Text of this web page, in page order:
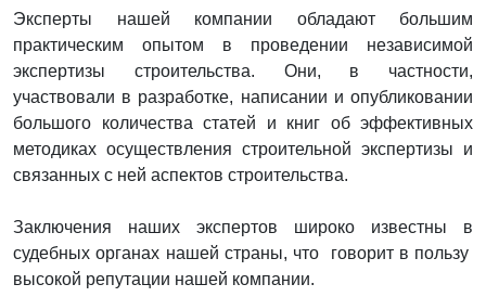
Эксперты нашей компании обладают большим
практическим опытом в проведении независимой
экспертизы строительства. Они, в частности,
участвовали в разработке, написании и опубликовании
большого количества статей и книг об эффективных
методиках осуществления строительной экспертизы и
связанных с ней аспектов строительства.
Заключения наших экспертов широко известны в
судебных органах нашей страны, что говорит в пользу
высокой репутации нашей компании.